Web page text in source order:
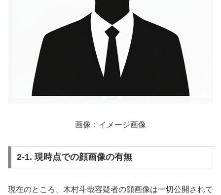
画像：イメージ画像
2-1. 現時点での顔画像の有無
現在のところ、木村斗哉容疑者の顔画像は一切公開されて